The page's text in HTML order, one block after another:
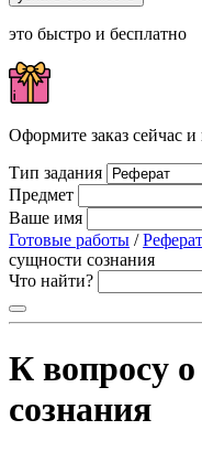
это быстро и бесплатно
Оформите заказ сейчас
Тип задания
Предмет
Ваше имя
Готовые работы /
сущности сознания
Что найти?
К вопросу
сознания